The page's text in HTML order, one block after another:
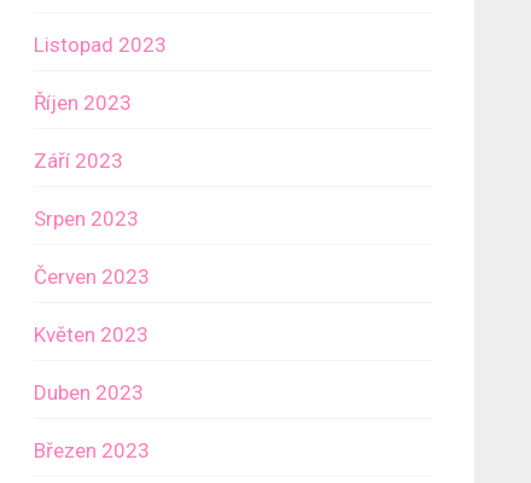
Listopad 2023
Říjen 2023
Září 2023
Srpen 2023
Červen 2023
Květen 2023
Duben 2023
Březen 2023